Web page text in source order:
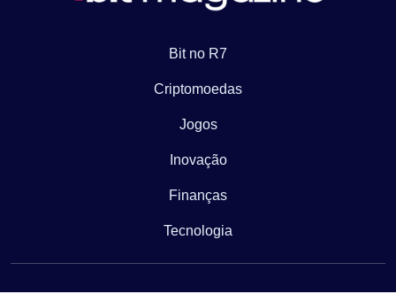
Bit no R7
Criptomoedas
Jogos
Inovação
Finanças
Tecnologia